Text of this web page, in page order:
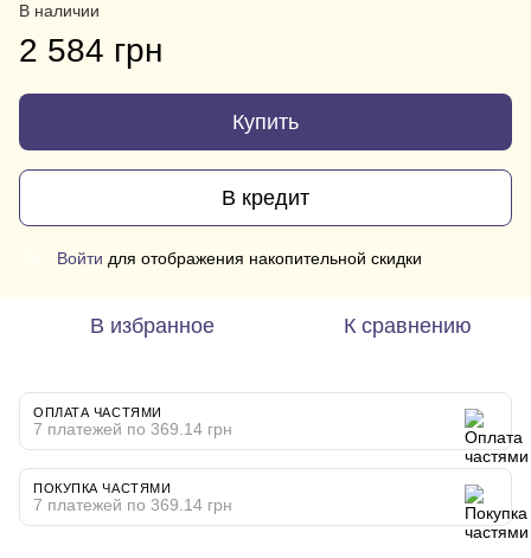
В наличии
2 584 грн
Купить
В кредит
Войти для отображения накопительной скидки
В избранное К сравнению
ОПЛАТА ЧАСТЯМИ
7 платежей по 369.14 грн
ПОКУПКА ЧАСТЯМИ
7 платежей по 369.14 грн